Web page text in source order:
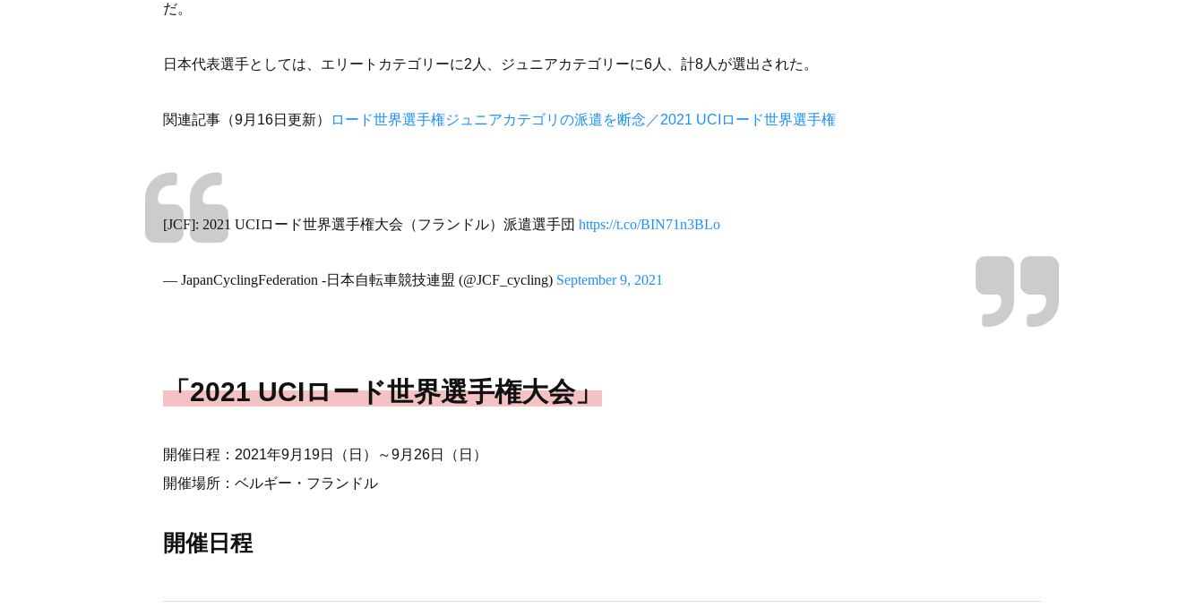
だ。
日本代表選手としては、エリートカテゴリーに2人、ジュニアカテゴリーに6人、計8人が選出された。
関連記事（9月16日更新） ロード世界選手権ジュニアカテゴリの派遣を断念／2021 UCIロード世界選手権
[JCF]: 2021 UCIロード世界選手権大会（フランドル）派遣選手団 https://t.co/BIN71n3BLo
— JapanCyclingFederation -日本自転車競技連盟 (@JCF_cycling) September 9, 2021
「2021 UCIロード世界選手権大会」
開催日程：2021年9月19日（日）～9月26日（日）
開催場所：ベルギー・フランドル
開催日程